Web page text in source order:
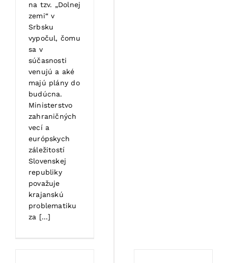
na tzv. „Dolnej
zemi“ v
Srbsku
vypočul, čomu
sa v
súčasnosti
venujú a aké
majú plány do
budúcna.
Ministerstvo
zahraničných
vecí a
európskych
záležitostí
Slovenskej
republiky
považuje
krajanskú
problematiku
za [...]